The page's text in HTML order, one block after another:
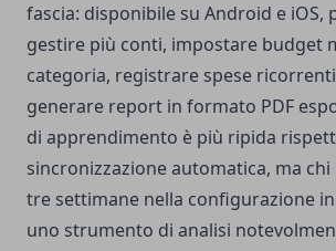
fascia: disponibile su Android e iOS,
gestire più conti, impostare budget
categoria, registrare spese
generare report in formato PDF
di apprendimento è più ripida
sincronizzazione automatica, ma chi
tre settimane nella configurazione
uno strumento di analisi